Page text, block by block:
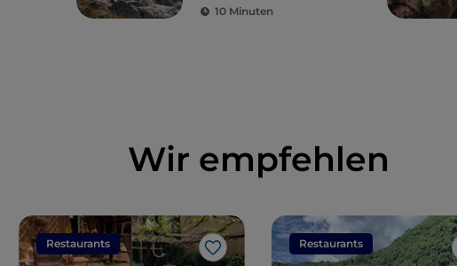
10 Minuten
Wir empfehlen
Restaurants
Like
Restaurants